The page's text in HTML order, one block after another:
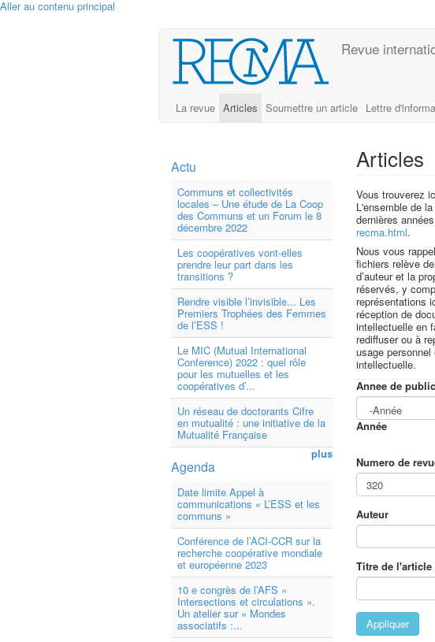
Aller au contenu principal
Revue
La revue Articles Soumettre un article Lettre
Actu
Communs et collectivités
locales – Une étude de La Coop
des Communs et un Forum le 8
décembre 2022
Les coopératives vont-elles
prendre leur part dans les
transitions ?
Rendre visible l’invisible... Les
Premiers Trophées des Femmes
de l’ESS !
Le MIC (Mutual International
Conference) 2022 : quel rôle
pour les mutuelles et les
coopératives d’...
Un réseau de doctorants Cifre
en mutualité : une initiative de la
Mutualité Française
plus
Agenda
Date limite Appel à
communications « L’ESS et les
communs »
Conférence de l’ACI-CCR sur la
recherche coopérative mondiale
et européenne 2023
10 e congrès de l’AFS «
Intersections et circulations ».
Un atelier sur « Mondes
associatifs :...
Articles
Vous trouverez
L'ensemble de
dernières
recma.html.
Nous vous
fichiers relève
d’auteur et la
réservés, y
représentations
réception de
intellectuelle en
rediffuser ou à
usage
intellectuelle.
Annee de
Année
Numero de
Auteur
Titre de l'article
Appliquer